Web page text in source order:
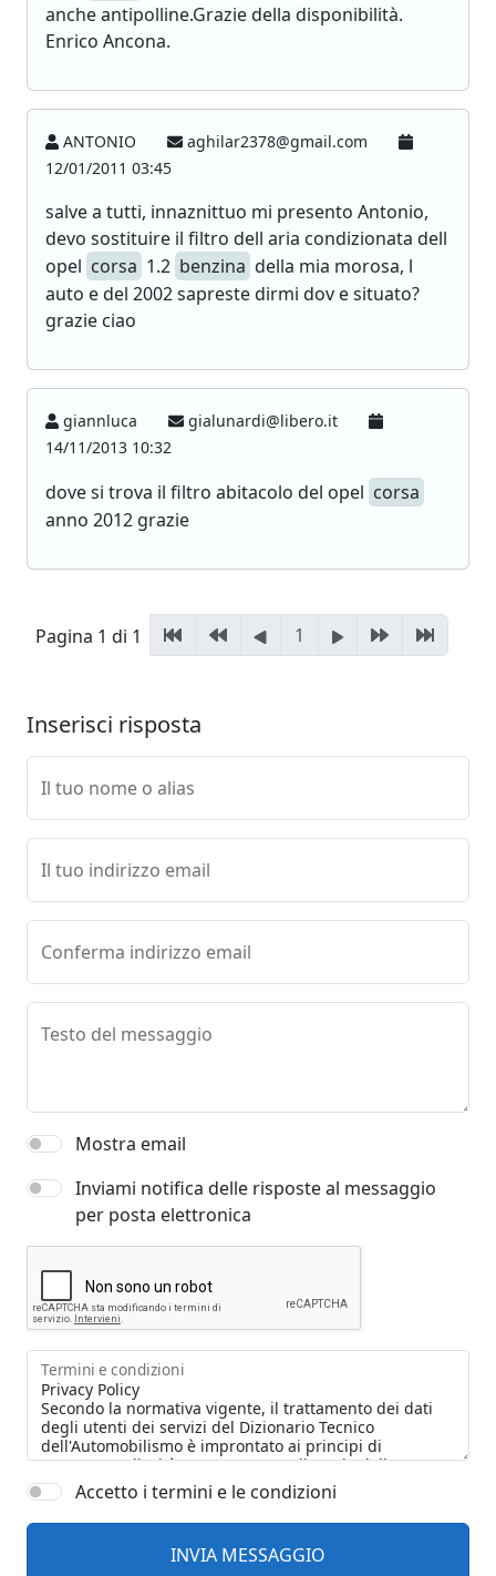
anche antipolline.Grazie della disponibilità.
Enrico Ancona.
ANTONIO
aghilar2378@gmail.com
12/01/2011 03:45
salve a tutti, innaznittuo mi presento Antonio,
devo sostituire il filtro dell aria condizionata dell
opel corsa 1.2 benzina della mia morosa, l
auto e del 2002 sapreste dirmi dov e situato?
grazie ciao
giannluca
gialunardi@libero.it
14/11/2013 10:32
dove si trova il filtro abitacolo del opel corsa
anno 2012 grazie
Pagina 1 di 1 1
Inserisci risposta
Il tuo nome o alias
Il tuo indirizzo email
Conferma indirizzo email
Testo del messaggio
Mostra email
Inviami notifica delle risposte al messaggio
per posta elettronica
Termini e condizioni
Accetto i termini e le condizioni